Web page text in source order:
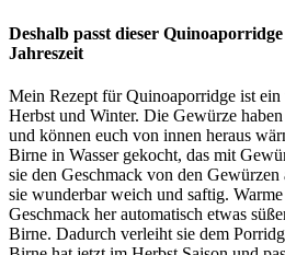
Deshalb passt dieser
Jahreszeit
Mein Rezept für Quinoaporridge ist
Herbst und Winter. Die Gewürze
und können euch von innen heraus
Birne in Wasser gekocht, das mit
sie den Geschmack von den
sie wunderbar weich und saftig.
Geschmack her automatisch etwas
Birne. Dadurch verleiht sie dem